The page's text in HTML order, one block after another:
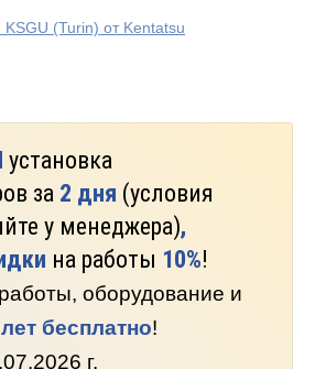
(Turin) от Kentatsu
установка
за 2 дня (условия
у менеджера),
на работы 10%!
оборудование и
бесплатно!
г.